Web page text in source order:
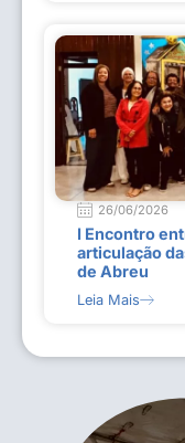
26/06/2026
I Encontro
articulação
de Abreu
Leia Mais